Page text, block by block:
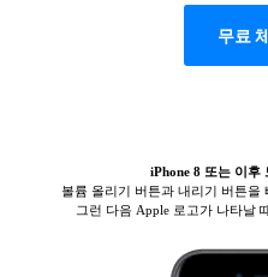
무료
iPhone 8 또는 이후
볼륨 올리기 버튼과 내리기 버튼을
그런 다음 Apple 로고가 나타날